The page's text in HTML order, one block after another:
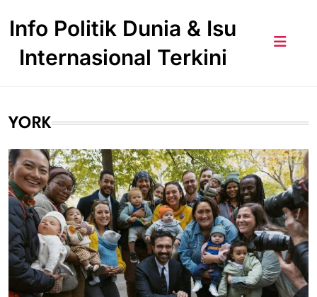
Info Politik Dunia & Isu
Internasional Terkini
YORK